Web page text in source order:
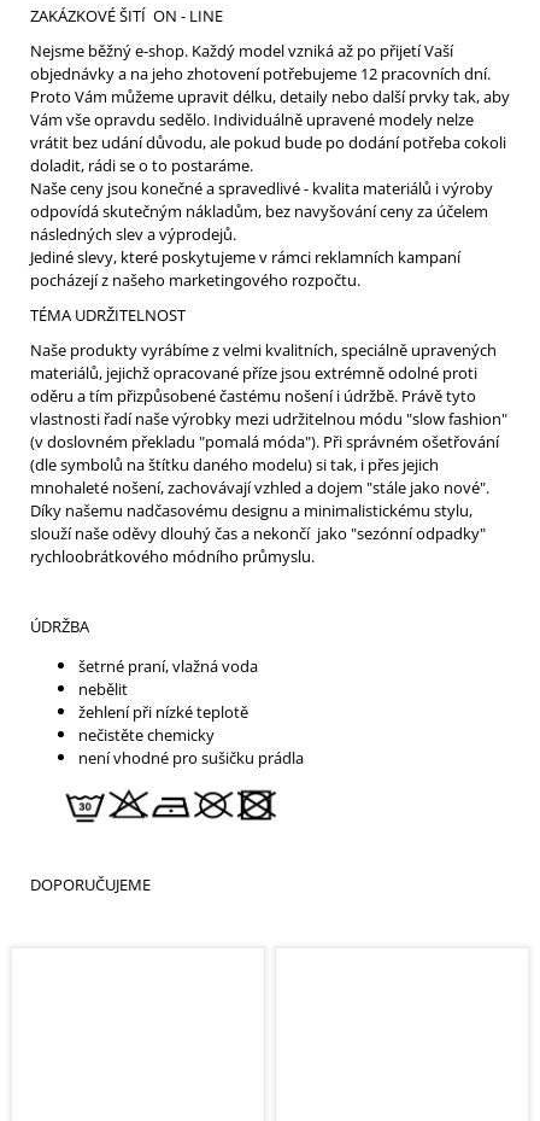
ZAKÁZKOVÉ ŠITÍ ON - LINE
Nejsme běžný e-shop. Každý model vzniká až po přijetí Vaší
objednávky a na jeho zhotovení potřebujeme 12 pracovních dní.
Proto Vám můžeme upravit délku, detaily nebo další prvky tak, aby
Vám vše opravdu sedělo. Individuálně upravené modely nelze
vrátit bez udání důvodu, ale pokud bude po dodání potřeba cokoli
doladit, rádi se o to postaráme.
Naše ceny jsou konečné a spravedlivé - kvalita materiálů i výroby
odpovídá skutečným nákladům, bez navyšování ceny za účelem
následných slev a výprodejů.
Jediné slevy, které poskytujeme v rámci reklamních kampaní
pocházejí z našeho marketingového rozpočtu.
TÉMA UDRŽITELNOST
Naše produkty vyrábíme z velmi kvalitních, speciálně upravených
materiálů, jejichž opracované příze jsou extrémně odolné proti
oděru a tím přizpůsobené častému nošení i údržbě. Právě tyto
vlastnosti řadí naše výrobky mezi udržitelnou módu "slow fashion"
(v doslovném překladu "pomalá móda"). Při správném ošetřování
(dle symbolů na štítku daného modelu) si tak, i přes jejich
mnohaleté nošení, zachovávají vzhled a dojem "stále jako nové".
Díky našemu nadčasovému designu a minimalistickému stylu,
slouží naše oděvy dlouhý čas a nekončí jako "sezónní odpadky"
rychloobrátkového módního průmyslu.
ÚDRŽBA
šetrné praní, vlažná voda
nebělit
žehlení při nízké teplotě
nečistěte chemicky
není vhodné pro sušičku prádla
DOPORUČUJEME